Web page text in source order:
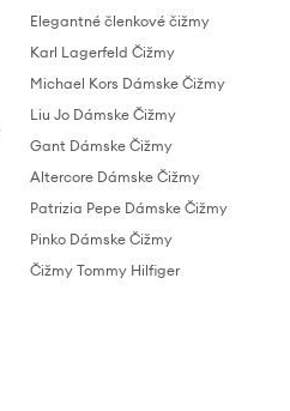
Elegantné členkové čižmy
Karl Lagerfeld Čižmy
Michael Kors Dámske Čižmy
Liu Jo Dámske Čižmy
Gant Dámske Čižmy
Altercore Dámske Čižmy
Patrizia Pepe Dámske Čižmy
Pinko Dámske Čižmy
Čižmy Tommy Hilfiger